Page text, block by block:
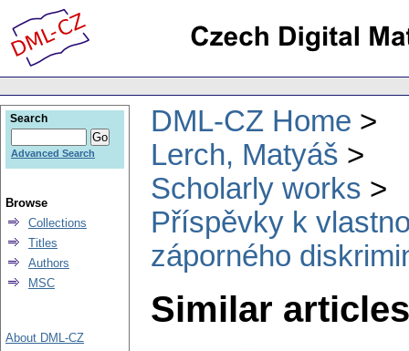
DML-CZ Home
Lerch, Matyáš
Scholarly works
Příspěvky k
záporného
Similar
Search
Advanced Search
Browse
Collections
Titles
Authors
MSC
About DML-CZ